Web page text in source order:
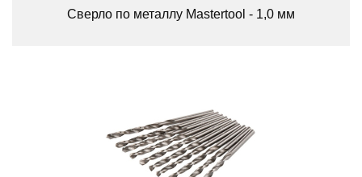
Сверло по металлу Mastertool - 1,0 мм